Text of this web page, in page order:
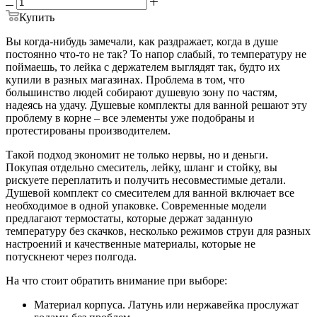
Купить
Вы когда-нибудь замечали, как раздражает, когда в душе
постоянно что-то не так? То напор слабый, то температуру не
поймаешь, то лейка с держателем выглядят так, будто их
купили в разных магазинах. Проблема в том, что
большинство людей собирают душевую зону по частям,
надеясь на удачу. Душевые комплекты для ванной решают эту
проблему в корне – все элементы уже подобраны и
протестированы производителем.
Такой подход экономит не только нервы, но и деньги.
Покупая отдельно смеситель, лейку, шланг и стойку, вы
рискуете переплатить и получить несовместимые детали.
Душевой комплект со смесителем для ванной включает все
необходимое в одной упаковке. Современные модели
предлагают термостаты, которые держат заданную
температуру без скачков, несколько режимов струи для разных
настроений и качественные материалы, которые не
потускнеют через полгода.
На что стоит обратить внимание при выборе:
Материал корпуса. Латунь или нержавейка прослужат